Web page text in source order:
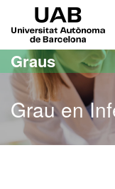
Ves al contingut principal
Ves a la navegació de la
Graus
Grau en